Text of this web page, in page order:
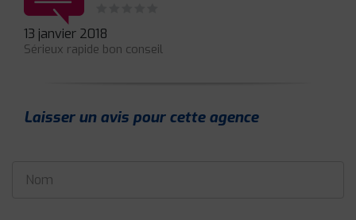
13 janvier 2018
Sérieux rapide bon conseil
Laisser un avis pour cette agence